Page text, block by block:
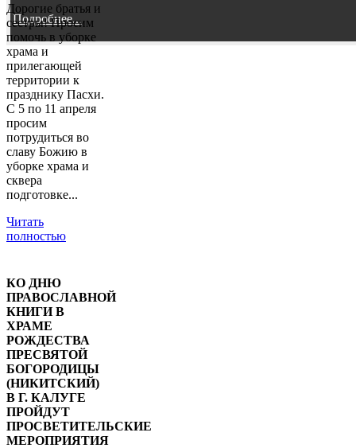
Подробнее...
Дорогие братья и
сестры! Просим
помочь в уборке
храма и
прилегающей
территории к
празднику Пасхи.
С 5 по 11 апреля
просим
потрудиться во
славу Божию в
уборке храма и
сквера
подготовке...
Читать
полностью
КО ДНЮ
ПРАВОСЛАВНОЙ
КНИГИ В
ХРАМЕ
РОЖДЕСТВА
ПРЕСВЯТОЙ
БОГОРОДИЦЫ
(НИКИТСКИЙ)
В Г. КАЛУГЕ
ПРОЙДУТ
ПРОСВЕТИТЕЛЬСКИЕ
МЕРОПРИЯТИЯ